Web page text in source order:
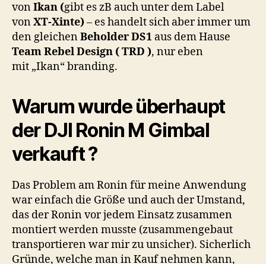
vonIkan (gibt es zB auch unter dem Label
vonXT-Xinte)– es handelt sich aber immer um
den gleichenBeholder DS1 aus dem Hause
Team Rebel Design ( TRD ), nur eben
mit „Ikan“ branding.
Warum wurde überhaupt
der DJI Ronin M Gimbal
verkauft ?
Das Problem am Ronin für meine Anwendung
war einfach die Größe und auch der Umstand,
das der Ronin vor jedem Einsatz zusammen
montiert werden musste (zusammengebaut
transportieren war mir zu unsicher). Sicherlich
Gründe, welche man in Kauf nehmen kann,